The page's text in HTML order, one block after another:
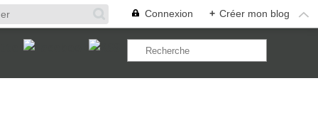
Connexion + Créer mon blog